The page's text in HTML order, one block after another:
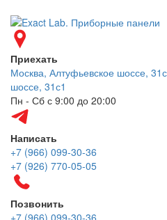
Приехать
Москва, Алтуфьевское шоссе,
шоссе, 31с1
Пн - Сб с 9:00 до 20:00
Написать
+7 (966) 099-30-36
+7 (926) 770-05-05
Позвонить